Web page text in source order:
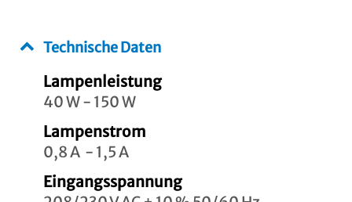
Technische Daten
Lampenleistung
40 W - 150 W
Lampenstrom
0,8 A - 1,5 A
Eingangsspannung